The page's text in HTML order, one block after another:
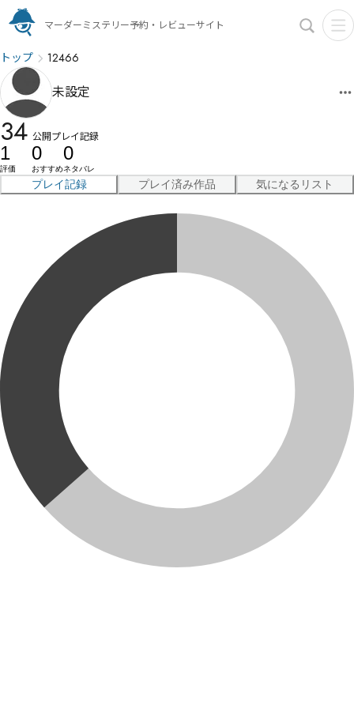
マーダーミステリー予約・レビューサイト
トップ 12466
未設定
34 公開プレイ記録
1
評価
0
おすすめ
0
ネタバレ
プレイ記録 プレイ済み作品 気になるリスト